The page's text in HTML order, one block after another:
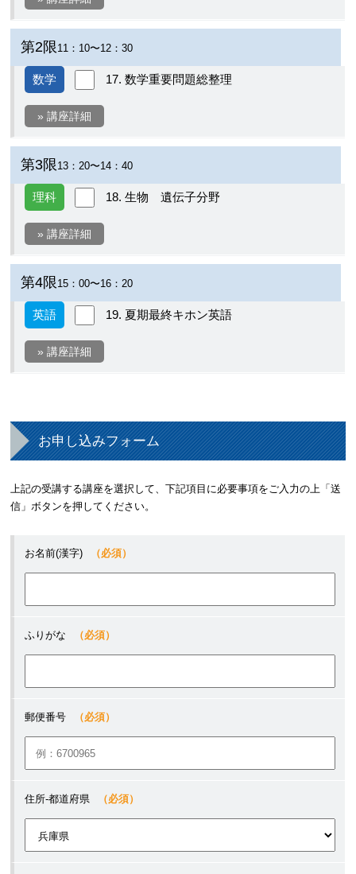
第2限 11：10〜12：30
数学 17. 数学重要問題総整理
» 講座詳細
第3限 13：20〜14：40
理科 18. 生物 遺伝子分野
» 講座詳細
第4限 15：00〜16：20
英語 19. 夏期最終キホン英語
» 講座詳細
お申し込みフォーム
上記の受講する講座を選択して、下記項目に必要事項をご入力の上「送
信」ボタンを押してください。
お名前(漢字) （必須）
ふりがな （必須）
郵便番号 （必須）
住所-都道府県 （必須）